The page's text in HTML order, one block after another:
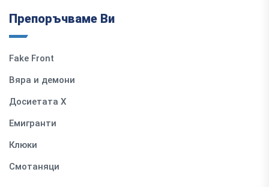
Препоръчваме Ви
Fake Front
Вяра и демони
Досиетата Х
Емигранти
Клюки
Смотаняци